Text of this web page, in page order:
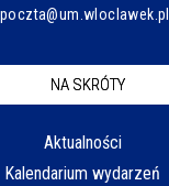
poczta@um.wloclawek.pl
NA SKRÓTY
Aktualności
Kalendarium wydarzeń